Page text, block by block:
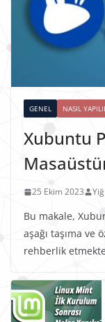
GENEL NASIL
Xubuntu
25 Ekim 2023
Bu makale,
aşağı taşıma ve
rehberlik